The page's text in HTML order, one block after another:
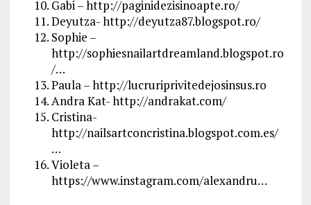
Gabi – http://paginidezisinoapte.ro/
Deyutza-http://deyutza87.blogspot.ro/
Sophie –
http://sophiesnailartdreamland.blogspot.ro
/…
Paula –http://lucruriprivitedejosinsus.ro
Andra Kat- http://andrakat.com/
Cristina-
http://nailsartconcristina.blogspot.com.es/
…
Violeta –
https://www.instagram.com/alexandru…